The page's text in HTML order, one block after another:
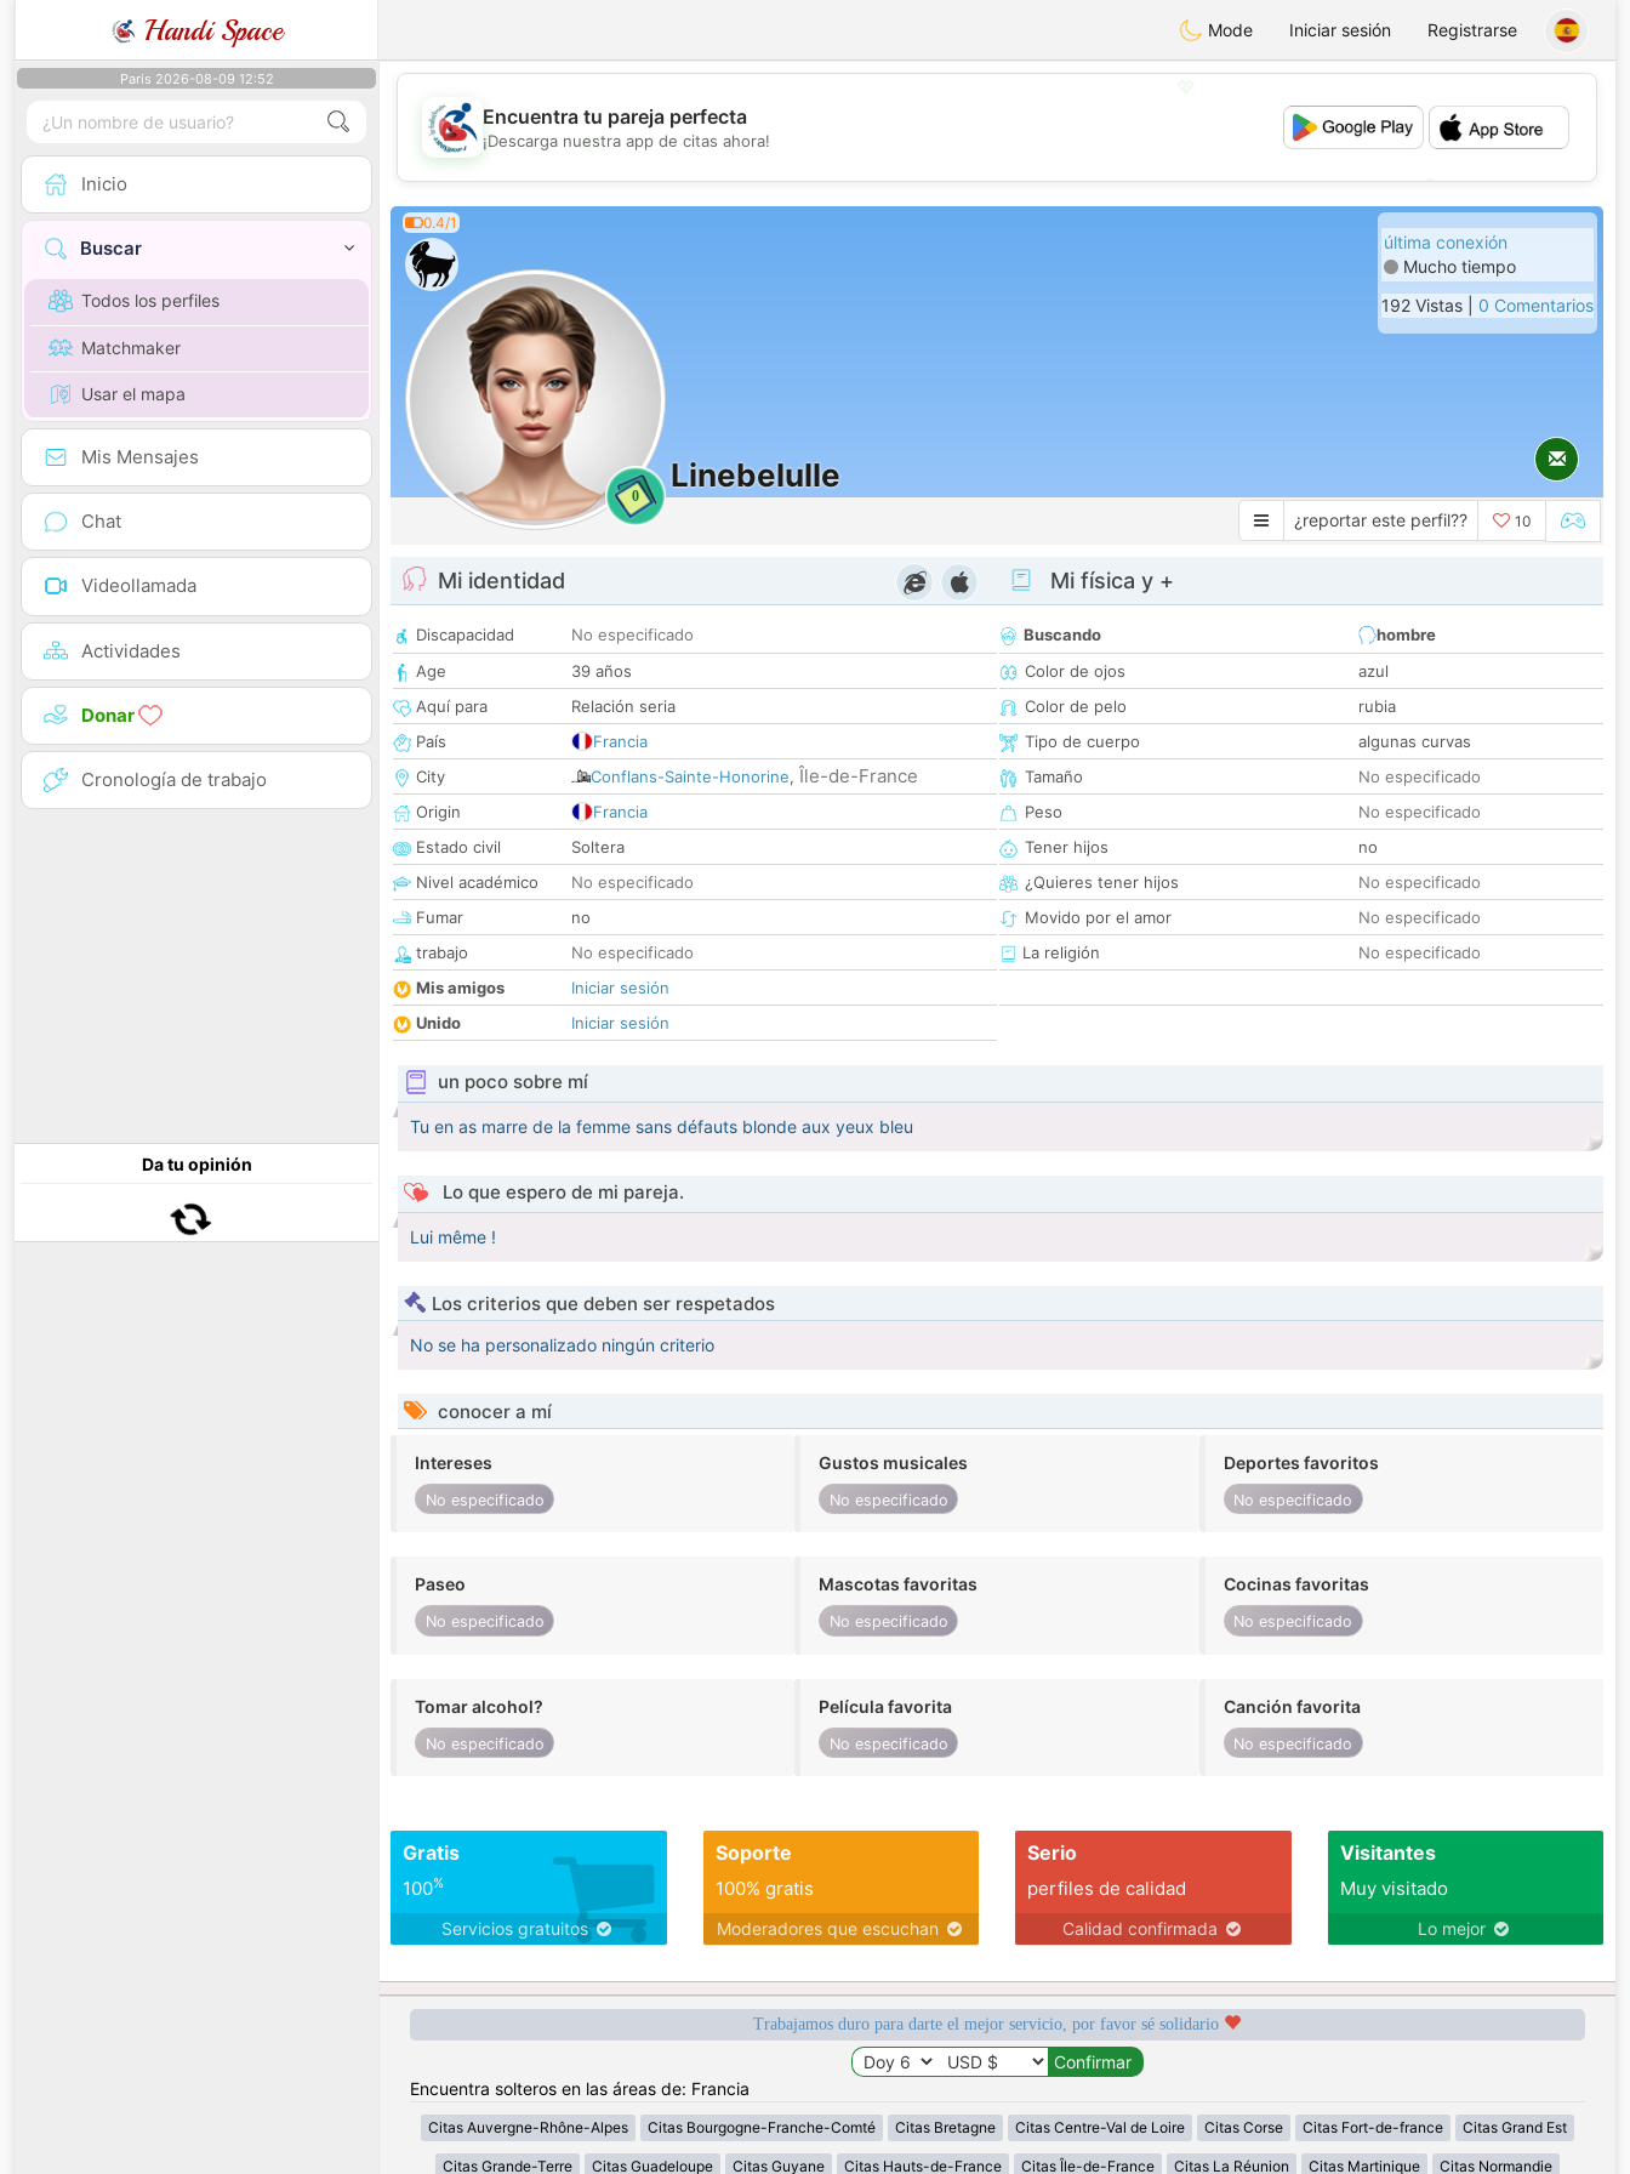
Handi Space Mode Iniciar sesión Registrarse
Paris 2026-08-09 12:52
Inicio
Buscar
Todos los perfiles
Matchmaker
Usar el mapa
Mis Mensajes
Chat
Videollamada
Actividades
Donar
Cronología de trabajo
Da tu opinión
💖
💕
Encuentra tu pareja perfecta
¡Descarga nuestra app de citas ahora!
0.4/1
0
Linebelulle
última conexión
Mucho tiempo
192 Vistas | 0 Comentarios
¿reportar este perfil?? 10
Mi identidad
Discapacidad
No especificado
Age
39 años
Aquí para
Relación seria
País
Francia
City
Conflans-Sainte-Honorine, Île-de-France
Origin
Francia
Estado civil
Soltera
Nivel académico
No especificado
Fumar
no
trabajo
No especificado
Mis amigos
Iniciar sesión
Unido
Iniciar sesión
Mi física y +
Buscando
hombre
Color de ojos
azul
Color de pelo
rubia
Tipo de cuerpo
algunas curvas
Tamaño
No especificado
Peso
No especificado
Tener hijos
no
¿Quieres tener hijos
No especificado
Movido por el amor
No especificado
La religión
No especificado
un poco sobre mí
Tu en as marre de la femme sans défauts blonde aux yeux bleu
Lo que espero de mi pareja.
Lui même !
Los criterios que deben ser respetados
No se ha personalizado ningún criterio
conocer a mí
Intereses
No especificado
Gustos musicales
No especificado
Deportes favoritos
No especificado
Paseo
No especificado
Mascotas favoritas
No especificado
Cocinas favoritas
No especificado
Tomar alcohol?
No especificado
Película favorita
No especificado
Canción favorita
No especificado
Gratis
100%
Servicios gratuitos
Soporte
100% gratis
Moderadores que escuchan
Serio
perfiles de calidad
Calidad confirmada
Visitantes
Muy visitado
Lo mejor
Trabajamos duro para darte el mejor servicio, por favor sé solidario
Encuentra solteros en las áreas de: Francia
Citas Auvergne-Rhône-Alpes Citas Bourgogne-Franche-Comté Citas Bretagne Citas Centre-Val de Loire Citas Corse Citas Fort-de-france Citas Grand Est
Citas Grande-Terre Citas Guadeloupe Citas Guyane Citas Hauts-de-France Citas Île-de-France Citas La Réunion Citas Martinique Citas Normandie